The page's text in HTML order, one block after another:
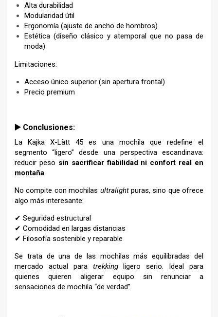
Alta durabilidad
Modularidad útil
Ergonomía (ajuste de ancho de hombros)
Estética (diseño clásico y atemporal que no pasa de
moda)
Limitaciones:
Acceso único superior (sin apertura frontal)
Precio premium
▶️ Conclusiones:
La Kajka X-Lätt 45 es una mochila que redefine el
segmento “ligero” desde una perspectiva escandinava:
reducir peso sin sacrificar fiabilidad ni confort real en
montaña.
No compite con mochilas ultralightpuras, sino que ofrece
algo más interesante:
✔ Seguridad estructural
✔ Comodidad en largas distancias
✔ Filosofía sostenible y reparable
Se trata de una de las mochilas más equilibradas del
mercado actual para trekkingligero serio. Ideal para
quienes quieren aligerar equipo sin renunciar a
sensaciones de mochila “de verdad”.